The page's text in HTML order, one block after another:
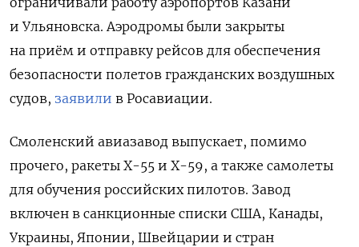
и Ульяновска. Аэродромы были закрыты
на приём и отправку рейсов для обеспечения
безопасности полетов гражданских воздушных
судов, заявили в Росавиации.
Смоленский авиазавод выпускает, помимо
прочего, ракеты Х-55 и Х-59, а также самолеты
для обучения российских пилотов. Завод
включен в санкционные списки США, Канады,
Украины, Японии, Швейцарии и стран